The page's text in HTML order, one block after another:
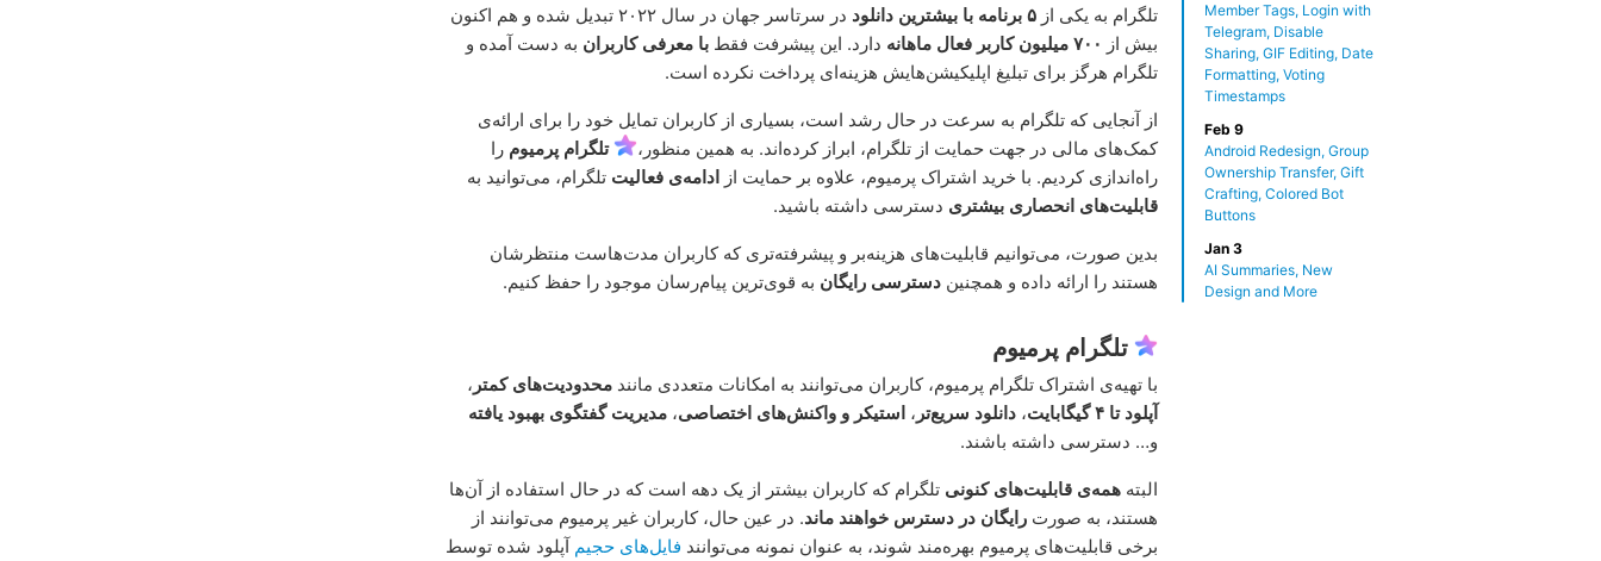
Member Tags, Login with
Telegram, Disable
Sharing, GIF Editing, Date
Formatting, Voting
Timestamps
Feb 9
Android Redesign, Group
Ownership Transfer, Gift
Crafting, Colored Bot
Buttons
Jan 3
AI Summaries, New
Design and More
تلگرام به یکی از ۵ برنامه با بیشترین دانلود
در سرتاسر جهان در سال ۲۰۲۲ تبدیل شده و هم اکنون
بیش از ۷۰۰ میلیون کاربر فعال ماهانه دارد. این پیشرفت فقط با معرفی کاربران به دست آمده و
تلگرام هرگز برای تبلیغ اپلیکیشن‌هایش هزینه‌ای پرداخت نکرده است.
از آنجایی که تلگرام به سرعت در حال رشد است، بسیاری از کاربران تمایل خود را برای ارائه‌ی
کمک‌های مالی در جهت حمایت از تلگرام، ابراز کرده‌اند. به همین منظور،
تلگرام پرمیوم را
راه‌اندازی کردیم. با خرید اشتراک پرمیوم، علاوه بر حمایت از ادامه‌ی فعالیت تلگرام، می‌توانید به
قابلیت‌های انحصاری بیشتری دسترسی داشته باشید.
بدین صورت، می‌توانیم قابلیت‌های هزینه‌بر و پیشرفته‌تری که کاربران مدت‌هاست منتظرشان
هستند را ارائه داده و همچنین دسترسی رایگان به قوی‌ترین پیام‌رسان موجود را حفظ کنیم.
تلگرام پرمیوم
با تهیه‌ی اشتراک تلگرام پرمیوم، کاربران می‌توانند به امکانات متعددی مانند محدودیت‌های کمتر ،
آپلود تا ۴ گیگابایت
، دانلود سریع‌تر ، استیکر و واکنش‌های اختصاصی، مدیریت گفتگوی بهبود یافته
و… دسترسی داشته باشند.
البته همه‌ی قابلیت‌های کنونی تلگرام که کاربران بیشتر از یک دهه است که در حال استفاده از آن‌ها
هستند، به صورت رایگان در دسترس خواهند ماند. در عین حال، کاربران غیر پرمیوم می‌توانند از
برخی قابلیت‌های پرمیوم بهره‌مند شوند، به عنوان نمونه می‌توانند فایل‌های حجیم آپلود شده توسط